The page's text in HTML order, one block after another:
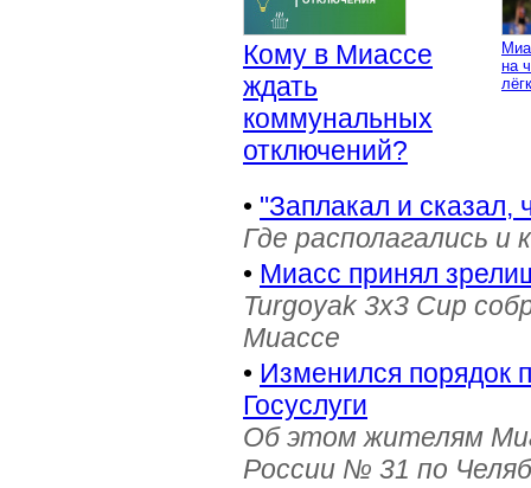
Кому в Миассе
ждать
коммунальных
отключений?
на
• "Заплакал и сказал,
Где располагались и
• Миасс принял
Turgoyak 3x3 Cup
Миассе
• Изменился порядок
Госуслуги
Об этом жителям
России № 31 по